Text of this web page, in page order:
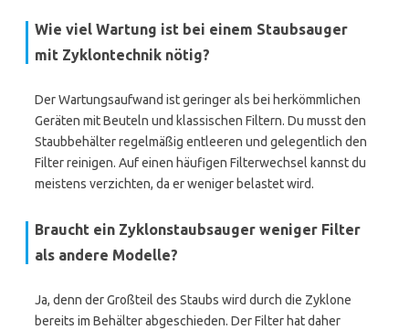
Wie viel Wartung ist bei einem Staubsauger
mit Zyklontechnik nötig?
Der Wartungsaufwand ist geringer als bei herkömmlichen
Geräten mit Beuteln und klassischen Filtern. Du musst den
Staubbehälter regelmäßig entleeren und gelegentlich den
Filter reinigen. Auf einen häufigen Filterwechsel kannst du
meistens verzichten, da er weniger belastet wird.
Braucht ein Zyklonstaubsauger weniger Filter
als andere Modelle?
Ja, denn der Großteil des Staubs wird durch die Zyklone
bereits im Behälter abgeschieden. Der Filter hat daher